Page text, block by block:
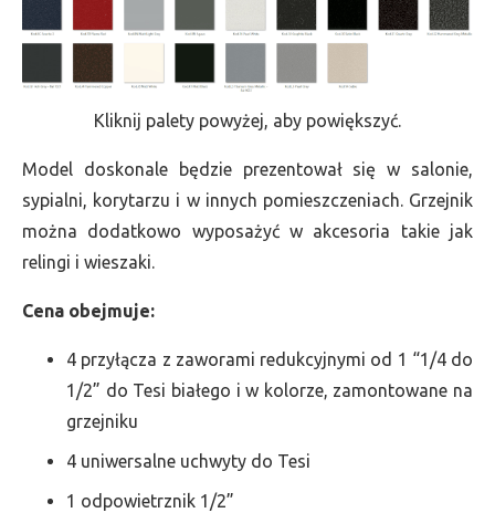
Kliknij palety powyżej, aby powiększyć.
Model doskonale będzie prezentował się w salonie,
sypialni, korytarzu i w innych pomieszczeniach. Grzejnik
można dodatkowo wyposażyć w akcesoria takie jak
relingi i wieszaki.
Cena obejmuje:
4 przyłącza z zaworami redukcyjnymi od 1 “1/4 do
1/2” do Tesi białego i w kolorze, zamontowane na
grzejniku
4 uniwersalne uchwyty do Tesi
1 odpowietrznik 1/2”